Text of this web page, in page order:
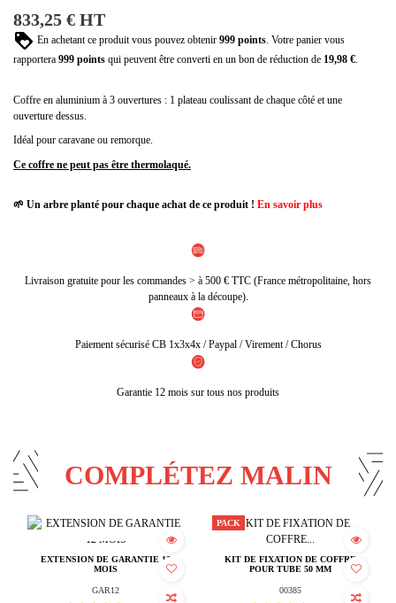
833,25 € HT
En achetant ce produit vous pouvez obtenir 999 points. Votre panier vous
rapportera 999 points qui peuvent être converti en un bon de réduction de 19,98 €.
Coffre en aluminium à 3 ouvertures : 1 plateau coulissant de chaque côté et une
ouverture dessus.
Idéal pour caravane ou remorque.
Ce coffre ne peut pas être thermolaqué.
🌱 Un arbre planté pour chaque achat de ce produit ! En savoir plus
Livraison gratuite pour les commandes > à 500 € TTC (France métropolitaine, hors
panneaux à la découpe).
Paiement sécurisé CB 1x3x4x / Paypal / Virement / Chorus
Garantie 12 mois sur tous nos produits
COMPLÉTEZ MALIN
EXTENSION DE GARANTIE 12
MOIS
GAR12
PACK
KIT DE FIXATION DE COFFRE
POUR TUBE 50 MM
00385